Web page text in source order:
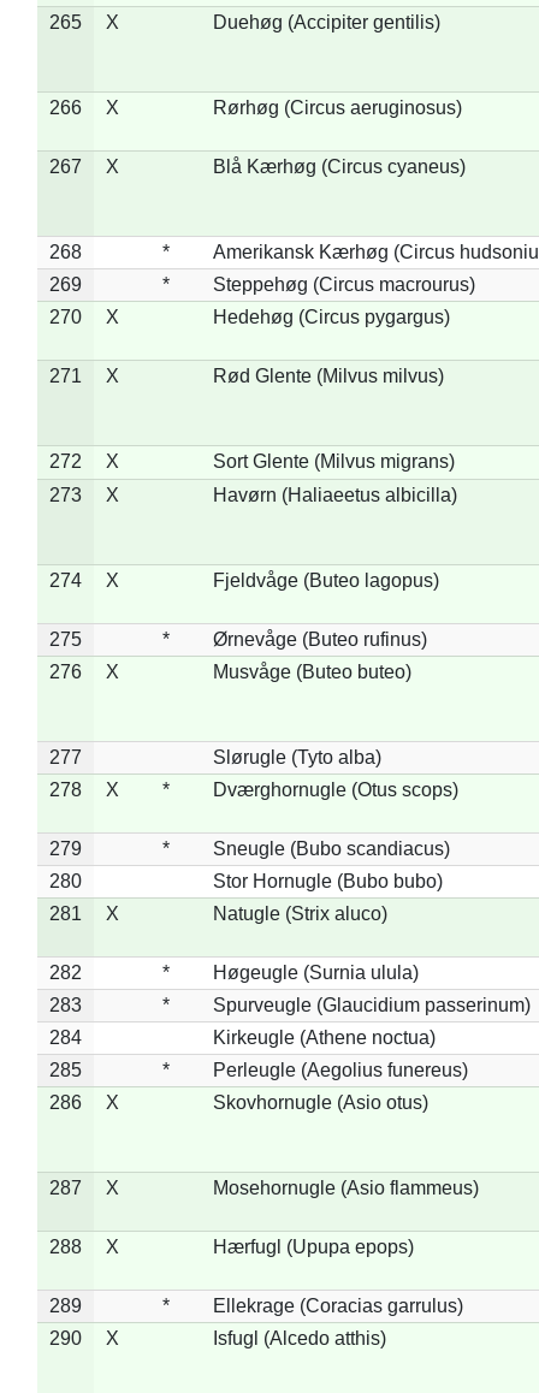
265 X Duehøg (Accipiter gentilis)
266 X Rørhøg (Circus aeruginosus)
267 X Blå Kærhøg (Circus cyaneus)
268 *
Amerikansk Kærhøg (Circus
269
*
Steppehøg (Circus macrourus)
270
X Hedehøg (Circus pygargus)
271 X Rød Glente (Milvus milvus)
272 X
Sort Glente (Milvus migrans)
273
X Havørn (Haliaeetus albicilla)
274 X Fjeldvåge (Buteo lagopus)
275 *
Ørnevåge (Buteo rufinus)
276
X Musvåge (Buteo buteo)
277
Slørugle (Tyto alba)
278
X * Dværghornugle (Otus scops)
279 *
Sneugle (Bubo scandiacus)
280
Stor Hornugle (Bubo bubo)
281
X Natugle (Strix aluco)
282 *
Høgeugle (Surnia ulula)
283
*
Spurveugle (Glaucidium passerinum)
284
Kirkeugle (Athene noctua)
285
*
Perleugle (Aegolius funereus)
286
X Skovhornugle (Asio otus)
287 X Mosehornugle (Asio flammeus)
288 X Hærfugl (Upupa epops)
289 *
Ellekrage (Coracias garrulus)
290
X Isfugl (Alcedo atthis)